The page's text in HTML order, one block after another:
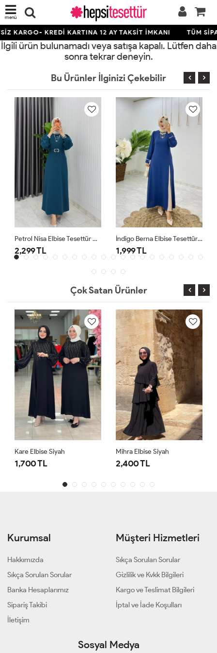
menü
KARGO- KREDİ KARTINA 12 AY TAKSİT İMKANI TÜM
İlgili ürün bulunamadı veya satışa kapalı. Lütfen daha
sonra tekrar deneyin.
Bu Ürünler İlginizi Çekebilir
Petrol Nisa Elbise Tesettür Giyim
2,299 TL
İndigo Berna Elbise Tesettür Giyim
1,999 TL
Çok Satan Ürünler
Kare Elbise Siyah
1,700 TL
Mihra Elbise Siyah
2,400 TL
Kurumsal
Hakkımızda
Sıkça Sorulan Sorular
Banka Hesaplarımız
Sipariş Takibi
İletişim
Müşteri Hizmetleri
Sıkça Sorulan Sorular
Gizlilik ve Kvkk Bilgileri
Kargo ve Teslimat Bilgileri
İptal ve İade Koşulları
Sosyal Medya